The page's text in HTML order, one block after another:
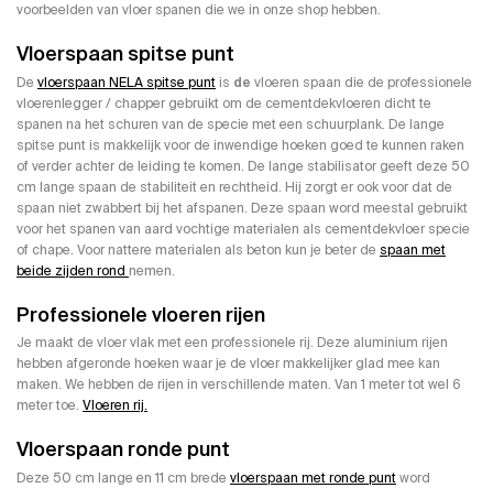
voorbeelden van vloer spanen die we in onze shop hebben.
Vloerspaan spitse punt
De vloerspaan NELA spitse punt is de vloeren spaan die de professionele
vloerenlegger / chapper gebruikt om de cementdekvloeren dicht te
spanen na het schuren van de specie met een schuurplank. De lange
spitse punt is makkelijk voor de inwendige hoeken goed te kunnen raken
of verder achter de leiding te komen. De lange stabilisator geeft deze 50
cm lange spaan de stabiliteit en rechtheid. Hij zorgt er ook voor dat de
spaan niet zwabbert bij het afspanen. Deze spaan word meestal gebruikt
voor het spanen van aard vochtige materialen als cementdekvloer specie
of chape. Voor nattere materialen als beton kun je beter de spaan met
beide zijden rond nemen.
Professionele vloeren rijen
Je maakt de vloer vlak met een professionele rij. Deze aluminium rijen
hebben afgeronde hoeken waar je de vloer makkelijker glad mee kan
maken. We hebben de rijen in verschillende maten. Van 1 meter tot wel 6
meter toe. Vloeren rij.
Vloerspaan ronde punt
Deze 50 cm lange en 11 cm brede vloerspaan met ronde puntword